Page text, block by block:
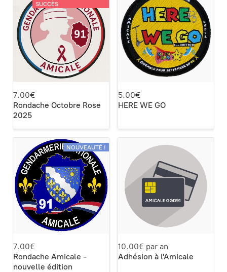
SUCCÈS
7.00€
Rondache Octobre Rose
2025
5.00€
HERE WE GO
NOUVEAUTÉ !
7.00€
Rondache Amicale -
nouvelle édition
10.00€ par an
Adhésion à l'Amicale